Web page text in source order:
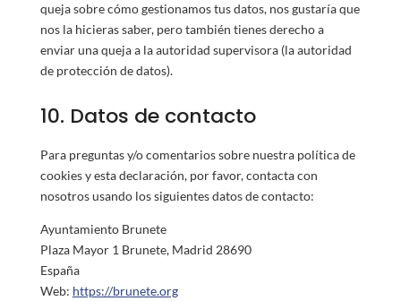
queja sobre cómo gestionamos tus datos, nos gustaría que
nos la hicieras saber, pero también tienes derecho a
enviar una queja a la autoridad supervisora (la autoridad
de protección de datos).
10. Datos de contacto
Para preguntas y/o comentarios sobre nuestra política de
cookies y esta declaración, por favor, contacta con
nosotros usando los siguientes datos de contacto:
Ayuntamiento Brunete
Plaza Mayor 1 Brunete, Madrid 28690
España
Web: https://brunete.org